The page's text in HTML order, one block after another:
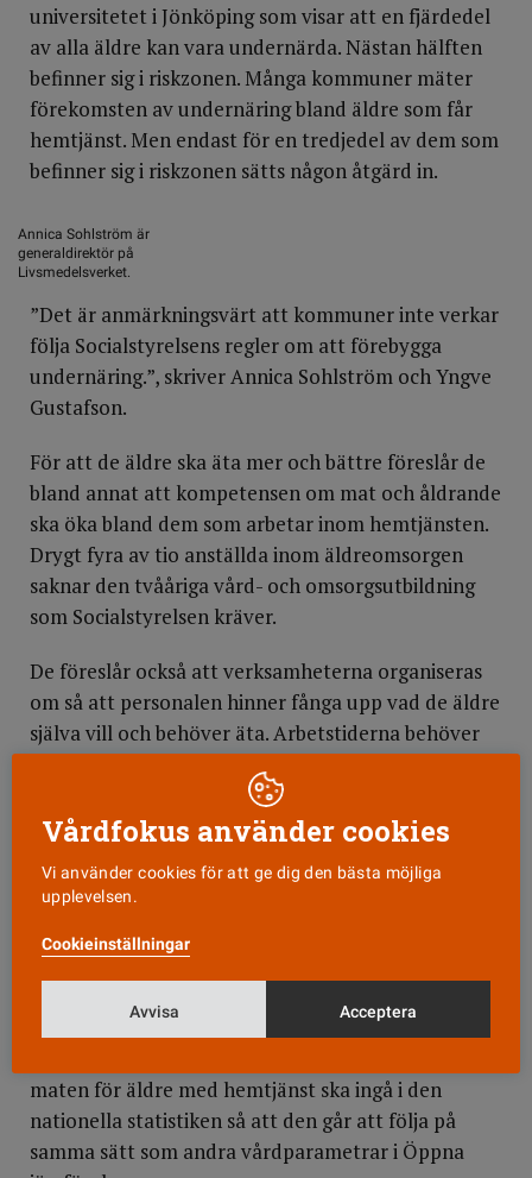
universitetet i Jönköping som visar att en fjärdedel
av alla äldre kan vara undernärda. Nästan hälften
befinner sig i riskzonen. Många kommuner mäter
förekomsten av undernäring bland äldre som får
hemtjänst. Men endast för en tredjedel av dem som
befinner sig i riskzonen sätts någon åtgärd in.
Annica Sohlström är
generaldirektör på
Livsmedelsverket.
”Det är anmärkningsvärt att kommuner inte verkar
följa Socialstyrelsens regler om att förebygga
undernäring.”, skriver Annica Sohlström och Yngve
Gustafson.
För att de äldre ska äta mer och bättre föreslår de
bland annat att kompetensen om mat och åldrande
ska öka bland dem som arbetar inom hemtjänsten.
Drygt fyra av tio anställda inom äldreomsorgen
saknar den tvååriga vård- och omsorgsutbildning
som Socialstyrelsen kräver.
De föreslår också att verksamheterna organiseras
om så att personalen hinner fånga upp vad de äldre
själva vill och behöver äta. Arbetstiderna behöver
På nationell nivå anser de att de myndigheter som
stödjer kommunerna i deras arbete med mat för
äldre måste ställa tydligare krav på personalens
kompetens samt att mat- och och
i utbildningarna för dem som ska jobba med äldre.
maten för äldre med hemtjänst ska ingå i den
nationella statistiken så att den går att följa på
samma sätt som andra vårdparametrar i Öppna
Vårdfokus använder cookies
Vi använder cookies för att ge dig den bästa möjliga
upplevelsen.
Cookieinställningar
Avvisa Acceptera